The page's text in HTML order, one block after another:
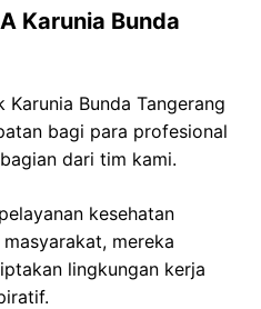
Karunia Bunda
Karunia Bunda Tangerang
bagi para profesional
dari tim kami.
kesehatan
mereka
lingkungan kerja